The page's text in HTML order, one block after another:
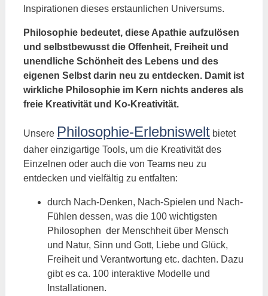
Inspirationen dieses erstaunlichen Universums.
Philosophie bedeutet, diese Apathie aufzulösen
und selbstbewusst die Offenheit, Freiheit und
unendliche Schönheit des Lebens und des
eigenen Selbst darin neu zu entdecken. Damit ist
wirkliche Philosophie im Kern nichts anderes als
freie Kreativität und Ko-Kreativität.
Unsere Philosophie-Erlebniswelt bietet
daher einzigartige Tools, um die Kreativität des
Einzelnen oder auch die von Teams neu zu
entdecken und vielfältig zu entfalten:
durch Nach-Denken, Nach-Spielen und Nach-
Fühlen dessen, was die 100 wichtigsten
Philosophen der Menschheit über Mensch
und Natur, Sinn und Gott, Liebe und Glück,
Freiheit und Verantwortung etc. dachten. Dazu
gibt es ca. 100 interaktive Modelle und
Installationen.